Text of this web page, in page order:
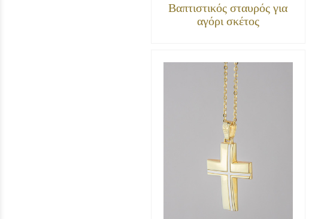
Βαπτιστικός σταυρός για
αγόρι σκέτος